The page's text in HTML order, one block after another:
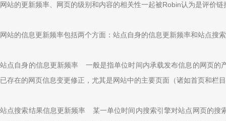
网站的更新频率、网页的级别和内容的相关性一起被Robin认为是评价
网站的信息更新频率包括两个方面：站点自身的信息更新频率和站点搜
站点自身的信息更新频率 一般是指单位时间内承载发布信息的网页的
已存在的网页信息变更修正，尤其是网站中的主要页面（诸如首页和栏
站点搜索结果信息更新频率 某一单位时间内搜索引擎对站点网页的搜